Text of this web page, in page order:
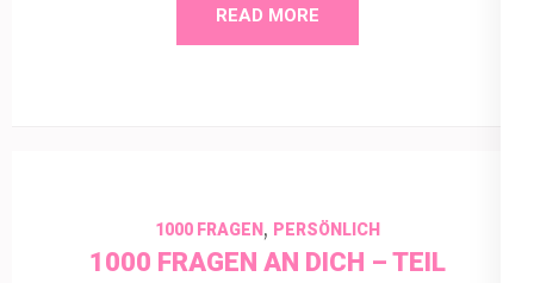
READ MORE
1000 FRAGEN, PERSÖNLICH
1000 FRAGEN AN DICH – TEIL